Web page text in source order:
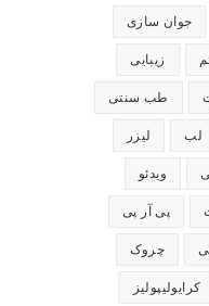
جوان سازی
زیبایی
طب سنتی
لب لیزر
ویدئو
پی آر پی
چروک
کرایولیپولیز